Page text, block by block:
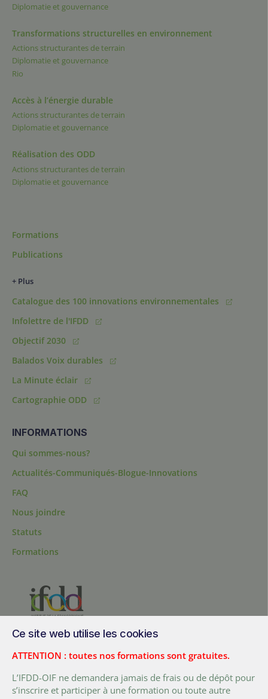
Diplomatie et gouvernance
Transformations structurelles en environnement
Actions structurantes de terrain
Diplomatie et gouvernance
Rio
Accès à l’énergie durable
Actions structurantes de terrain
Diplomatie et gouvernance
Réalisation des ODD
Actions structurantes de terrain
Diplomatie et gouvernance
Formations
Publications
+ Plus
Catalogue des 100 innovations environnementales
Infolettre de l'IFDD
Objectif 2030
Balados Voix durables
La Minute éclair
Cartographie ODD
INFORMATIONS
Qui sommes-nous?
Actualités-Communiqués-Blogue-Innovations
FAQ
Nous joindre
Statuts
Formations
Canada
Tél. :+ (1) 418 692 5727
Fax :+ (1) 418 692 5644
Ce site web utilise les cookies
ATTENTION : toutes nos formations sont gratuites.
L’IFDD-OIF ne demandera jamais de frais ou de dépôt pour
s’inscrire et participer à une formation ou toute autre